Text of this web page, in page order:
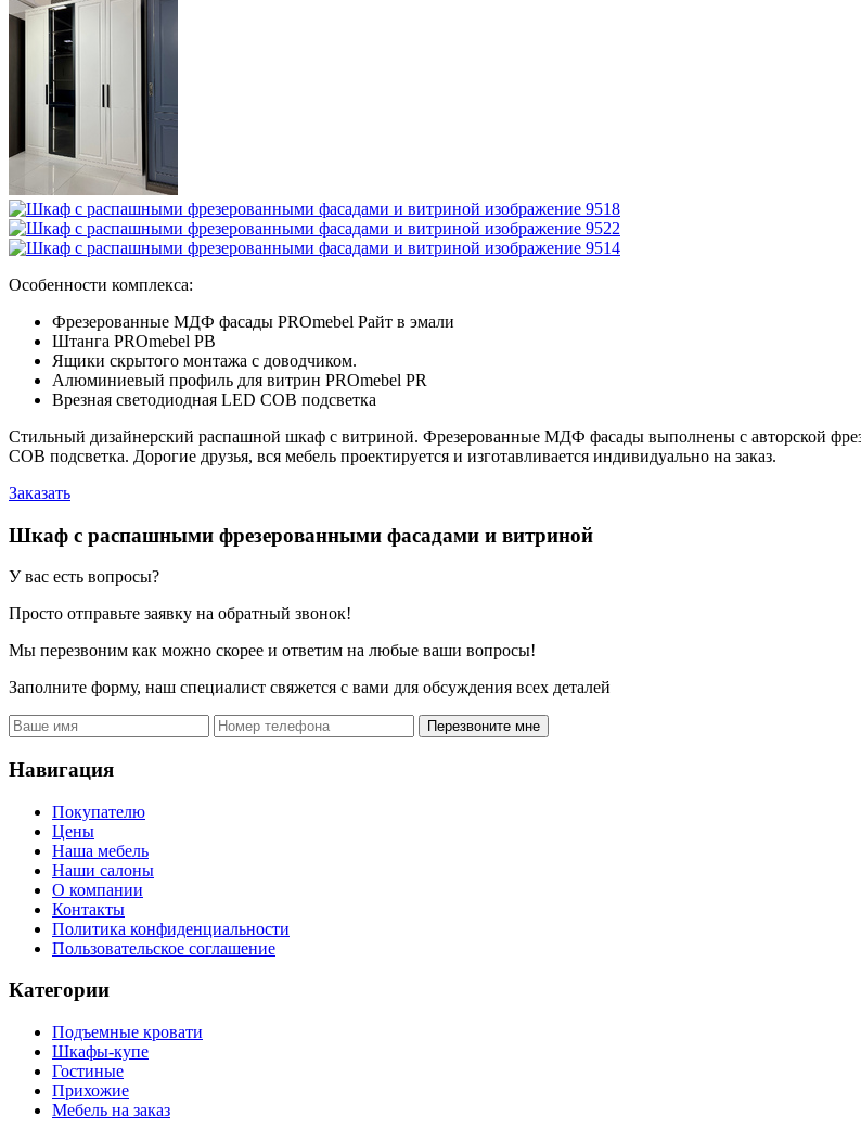
Особенности комплекса:
Фрезерованные МДФ фасады PROmebel Райт в эмали
Штанга PROmebel PB
Ящики скрытого монтажа с доводчиком.
Алюминиевый профиль для витрин PROmebel PR
Врезная светодиодная LED COB подсветка
Стильный дизайнерский распашной шкаф с витриной. Фрезерованные МДФ фасады выполнены с авторской
COB подсветка. Дорогие друзья, вся мебель проектируется и изготавливается индивидуально на заказ.
Заказать
Шкаф с распашными фрезерованными фасадами и витриной
У вас есть вопросы?
Просто отправьте заявку на обратный звонок!
Мы перезвоним как можно скорее и ответим на любые ваши вопросы!
Заполните форму, наш специалист свяжется с вами для обсуждения всех деталей
Перезвоните мне
Навигация
Покупателю
Цены
Наша мебель
Наши салоны
О компании
Контакты
Политика конфиденциальности
Пользовательское соглашение
Категории
Подъемные кровати
Шкафы-купе
Гостиные
Прихожие
Мебель на заказ